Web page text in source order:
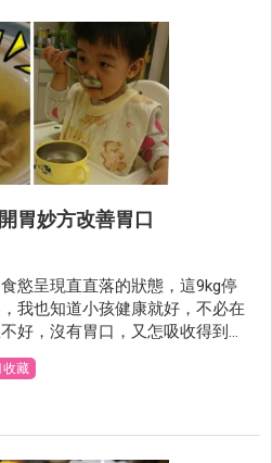
胃妙方改善胃口
慾呈現直直落的狀態，這9kg停
我也知道小孩健康就好，不必在
好，沒有胃口，又怎吸收得到營
自製這道菜來改善孩子胃口。
收藏